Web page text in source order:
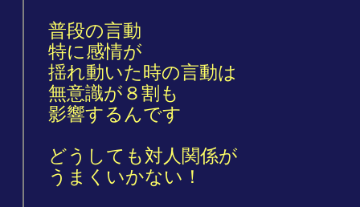
普段の言動
特に感情が
揺れ動いた時の言動は
無意識が８割も
影響するんです
どうしても対人関係が
うまくいかない！